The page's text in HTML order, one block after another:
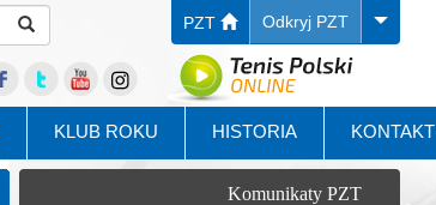
PZT Odkryj PZT
KLUB ROKU HISTORIA KONTAKT
Komunikaty PZT